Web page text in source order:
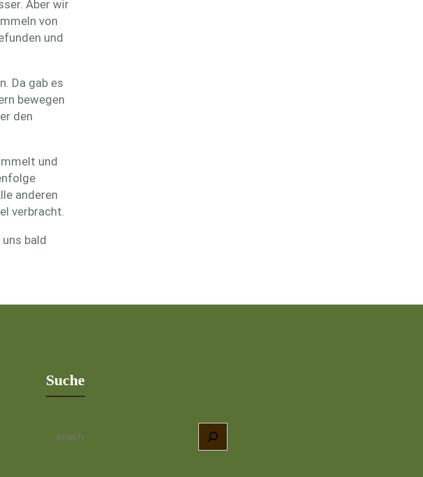
Aber wir
von
und
Da gab es
bewegen
den
und
anderen
verbracht.
bald
Suche